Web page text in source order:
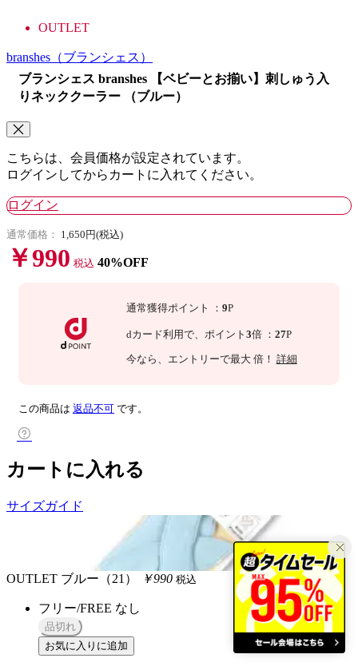
OUTLET
branshes （ブランシェス）
ブランシェス branshes 【ベビーとお揃い】刺しゅう入
りネッククーラー （ブルー）
こちらは、会員価格が設定されています。
ログインしてからカートに入れてください。
ログイン
通常価格： 1,650円(税込)
￥990 税込 40%OFF
通常獲得ポイント ： 9P
dカード利用で、 ポイント 3倍 ： 27P
今なら 、エントリーで最大 倍！ 詳細
この商品は 返品不可 です。
カートに入れる
サイズガイド
OUTLET ブルー（21） ￥990 税込
フリー/FREE なし
品切れ
お気に入りに追加